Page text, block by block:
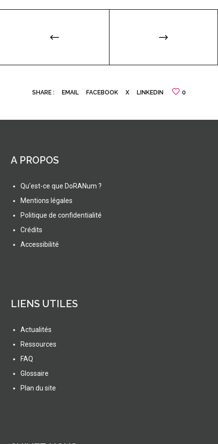
SHARE : EMAIL FACEBOOK X LINKEDIN 0
A PROPOS
Qu'est-ce que DoRANum ?
Mentions légales
Politique de confidentialité
Crédits
Accessibilité
LIENS UTILES
Actualités
Ressources
FAQ
Glossaire
Plan du site